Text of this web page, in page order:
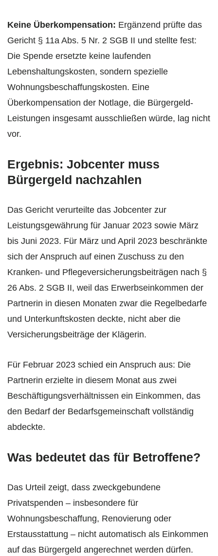
Keine Überkompensation: Ergänzend prüfte das
Gericht § 11a Abs. 5 Nr. 2 SGB II und stellte fest:
Die Spende ersetzte keine laufenden
Lebenshaltungskosten, sondern spezielle
Wohnungsbeschaffungskosten. Eine
Überkompensation der Notlage, die Bürgergeld-
Leistungen insgesamt ausschließen würde, lag nicht
vor.
Ergebnis: Jobcenter muss
Bürgergeld nachzahlen
Das Gericht verurteilte das Jobcenter zur
Leistungsgewährung für Januar 2023 sowie März
bis Juni 2023. Für März und April 2023 beschränkte
sich der Anspruch auf einen Zuschuss zu den
Kranken- und Pflegeversicherungsbeiträgen nach §
26 Abs. 2 SGB II, weil das Erwerbseinkommen der
Partnerin in diesen Monaten zwar die Regelbedarfe
und Unterkunftskosten deckte, nicht aber die
Versicherungsbeiträge der Klägerin.
Für Februar 2023 schied ein Anspruch aus: Die
Partnerin erzielte in diesem Monat aus zwei
Beschäftigungsverhältnissen ein Einkommen, das
den Bedarf der Bedarfsgemeinschaft vollständig
abdeckte.
Was bedeutet das für Betroffene?
Das Urteil zeigt, dass zweckgebundene
Privatspenden – insbesondere für
Wohnungsbeschaffung, Renovierung oder
Erstausstattung – nicht automatisch als Einkommen
auf das Bürgergeld angerechnet werden dürfen.